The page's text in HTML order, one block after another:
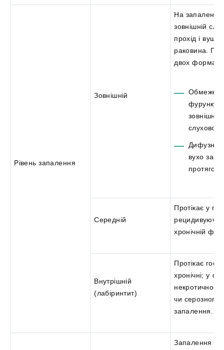
Рівень запалення
Зовнішній
На запалення
зовнішній
прохід і вушна
раковина.
двох формах:
фурункул
Дифузна.
вухо
протягом
Середній
Протікає у
хронічній
Внутрішній
(лабіринтит)
Протікає
хронічні; у
некротичного,
чи серозного
запалення.
Запалення